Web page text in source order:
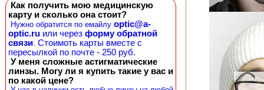
Как получить мою медицинскую
карту и сколько она стоит?
Нужно обратится по емайлу optic@a-
optic.ru или через форму обратной
связи. Стоимоть карты вместе с
пересылкой по почте - 250 руб.
У меня сложные астигматические
линзы. Могу ли я купить такие у вас и
по какой цене?